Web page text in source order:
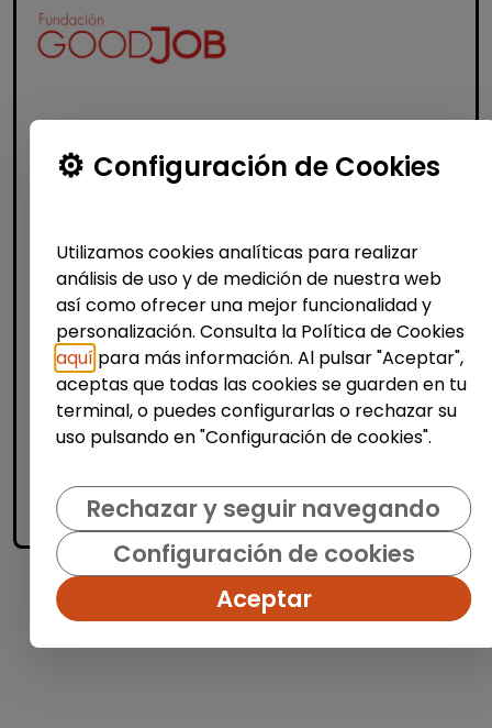
People operations support (Madrid)
En Fundación GoodJob trabajamos para
impulsar la inclusión laboral de las personas
con discapacidad, generando
oportunidades reales de empleo y
desarrollo profesional. Buscamos in...
% de respuesta: 93,75%
accessibility_newPersonas con discapacidad
1 2 3
Configuración de Cookies
Utilizamos cookies analíticas para realizar
análisis de uso y de medición de nuestra web
así como ofrecer una mejor funcionalidad y
personalización. Consulta la Política de Cookies
aquí para más información. Al pulsar "Aceptar",
aceptas que todas las cookies se guarden en tu
terminal, o puedes configurarlas o rechazar su
uso pulsando en "Configuración de cookies".
Rechazar y seguir navegando
Configuración de cookies
Aceptar